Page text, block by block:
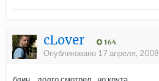
cLover 164
Опубликовано 17 апреля, 2008